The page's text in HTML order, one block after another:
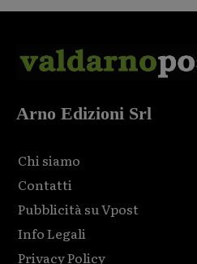
Arno Edizioni Srl
Chi siamo
Contatti
Pubblicità su Vpost
Info Legali
Privacy Policy